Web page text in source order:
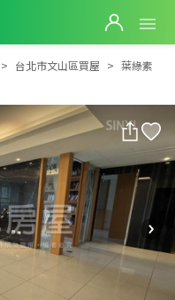
葉綠素景觀美宅
台北市文山區買屋
葉綠素